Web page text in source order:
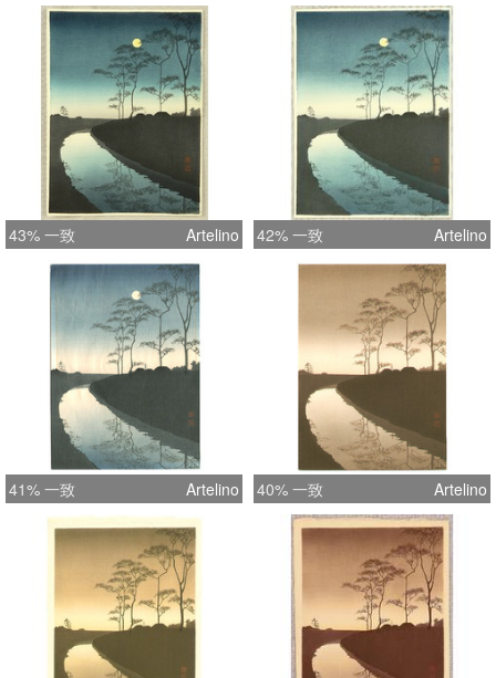
43% 一致 Artelino 42% 一致 Artelino
41% 一致 Artelino 40% 一致 Artelino